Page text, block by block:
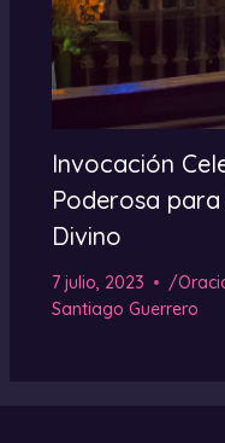
Invocación
Poderosa
Divino
7 julio, 2023 /
Santiago Guerrero